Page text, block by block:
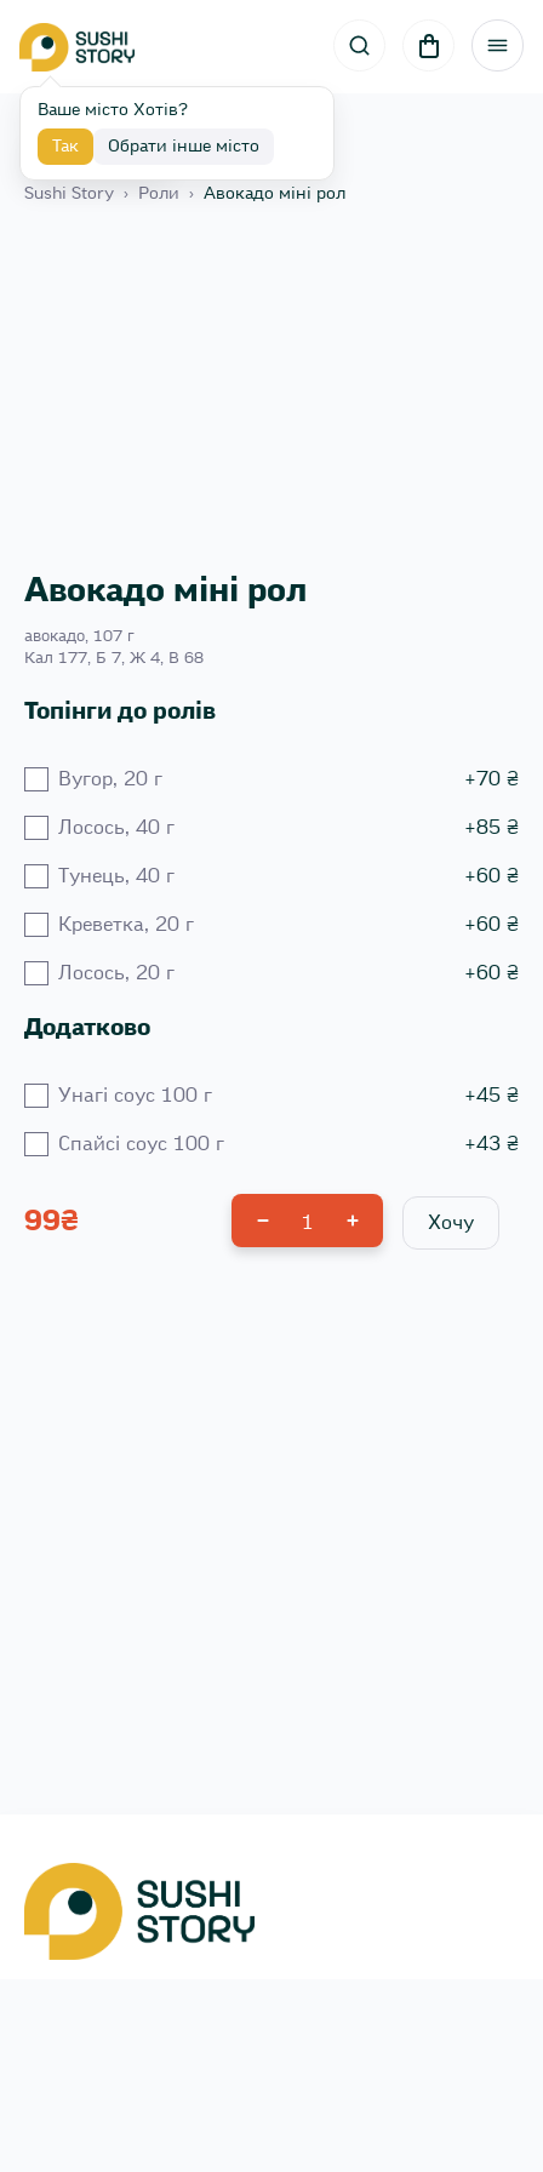
Ваше місто Хотів?
Так Обрати інше місто
Назад
Sushi Story › Роли › Авокадо міні рол
Авокадо міні рол
авокадо, 107 г
Кал 177, Б 7, Ж 4, В 68
Топінги до ролів
Вугор, 20 г +70 ₴
Лосось, 40 г +85 ₴
Тунець, 40 г +60 ₴
Креветка, 20 г +60 ₴
Лосось, 20 г +60 ₴
Додатково
Унагі соус 100 г +45 ₴
Спайсі соус 100 г +43 ₴
99₴ 1 Хочу